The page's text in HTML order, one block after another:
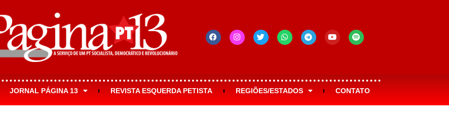
JORNAL PÁGINA 13 REVISTA ESQUERDA PETISTA REGIÕES/ESTADOS CONTATO